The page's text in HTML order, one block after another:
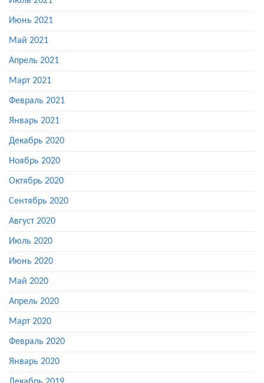
Июнь 2021
Май 2021
Апрель 2021
Март 2021
Февраль 2021
Январь 2021
Декабрь 2020
Ноябрь 2020
Октябрь 2020
Сентябрь 2020
Август 2020
Июль 2020
Июнь 2020
Май 2020
Апрель 2020
Март 2020
Февраль 2020
Январь 2020